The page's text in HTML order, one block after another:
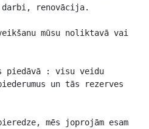
darbi, renovācija.
mūsu noliktavā vai
piedāvā : visu veidu
un tās rezerves
mēs joprojām esam